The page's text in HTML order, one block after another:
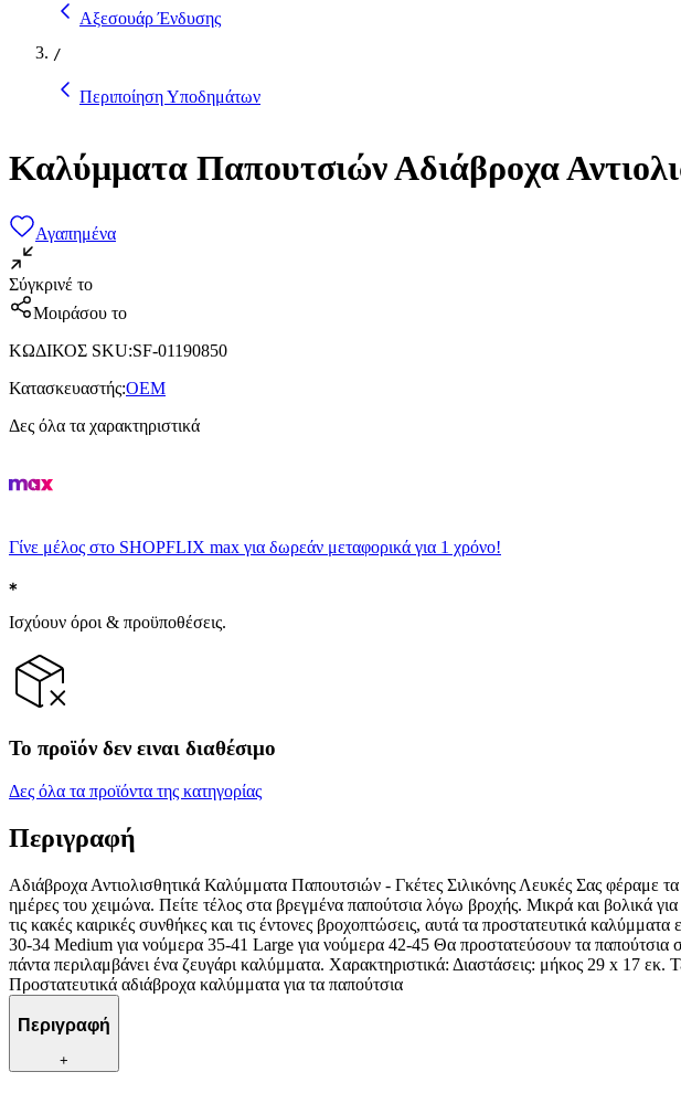
Αξεσουάρ Ένδυσης
/
Περιποίηση Υποδημάτων
Καλύμματα Παπουτσιών Αδιάβροχα
Αγαπημένα
Σύγκρινέ το
Μοιράσου το
ΚΩΔΙΚΟΣ SKU:SF-01190850
Κατασκευαστής:OEM
Δες όλα τα χαρακτηριστικά
Γίνε μέλος στο SHOPFLIX max για δωρεάν μεταφορικά για 1 χρόνο!
Ισχύουν όροι & προϋποθέσεις.
Το προϊόν δεν ειναι διαθέσιμο
Δες όλα τα προϊόντα της κατηγορίας
Περιγραφή
Αδιάβροχα Αντιολισθητικά Καλύμματα Παπουτσιών - Γκέτες Σιλικόνης Λευκές Σας φέραμε
ημέρες του χειμώνα. Πείτε τέλος στα βρεγμένα παπούτσια λόγω βροχής. Μικρά και βολικά
τις κακές καιρικές συνθήκες και τις έντονες βροχοπτώσεις, αυτά τα προστατευτικά
30-34 Medium για νούμερα 35-41 Large για νούμερα 42-45 Θα προστατεύσουν τα παπούτσια
πάντα περιλαμβάνει ένα ζευγάρι καλύμματα. Χαρακτηριστικά: Διαστάσεις: μήκος 29 x 17
Προστατευτικά αδιάβροχα καλύμματα για τα παπούτσια
Περιγραφή
+